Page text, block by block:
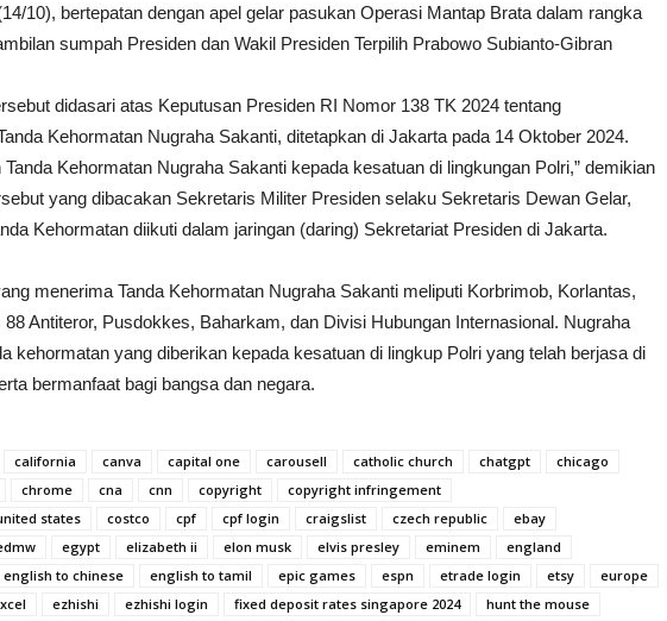
10), bertepatan dengan apel gelar pasukan Operasi Mantap Brata dalam rangka
sumpah Presiden dan Wakil Presiden Terpilih Prabowo Subianto-Gibran
didasari atas Keputusan Presiden RI Nomor 138 TK 2024 tentang
Kehormatan Nugraha Sakanti, ditetapkan di Jakarta pada 14 Oktober 2024.
Tanda Kehormatan Nugraha Sakanti kepada kesatuan di lingkungan Polri,” demikian
yang dibacakan Sekretaris Militer Presiden selaku Sekretaris Dewan Gelar,
Kehormatan diikuti dalam jaringan (daring) Sekretariat Presiden di Jakarta.
menerima Tanda Kehormatan Nugraha Sakanti meliputi Korbrimob, Korlantas,
Antiteror, Pusdokkes, Baharkam, dan Divisi Hubungan Internasional. Nugraha
kehormatan yang diberikan kepada kesatuan di lingkup Polri yang telah berjasa di
bermanfaat bagi bangsa dan negara.
california canva capital one carousell catholic church chatgpt
chicago
chrome cna cnn copyright
copyright infringement
states
costco cpf cpf login craigslist czech republic
ebay
egypt elizabeth ii elon musk elvis presley eminem
england
english to chinese english to tamil epic games espn etrade login etsy
europe
ezhishi ezhishi login fixed deposit rates singapore 2024
hunt the mouse